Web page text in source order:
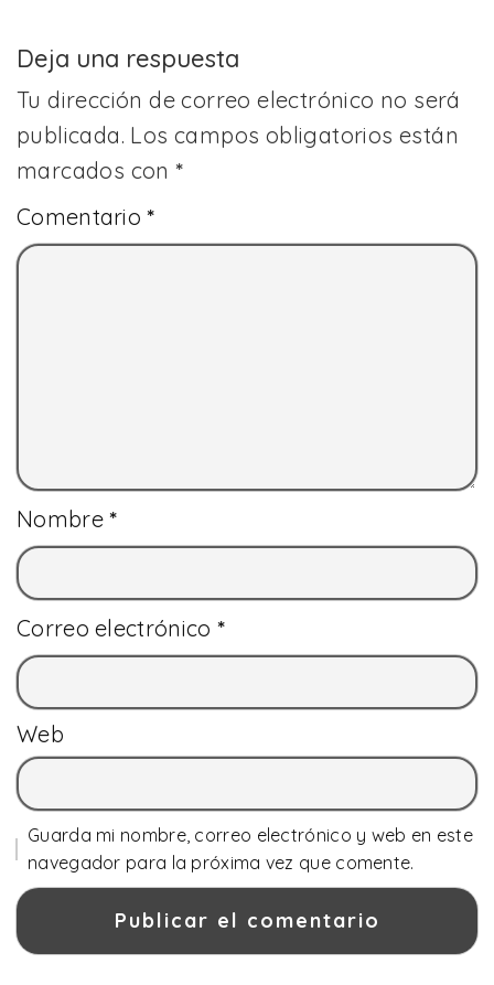
Deja una respuesta
Tu dirección de correo electrónico no será
publicada. Los campos obligatorios están
marcados con*
Comentario*
Nombre*
Correo electrónico *
Web
Guarda mi nombre, correo electrónico y web en este
navegador para la próxima vez que comente.